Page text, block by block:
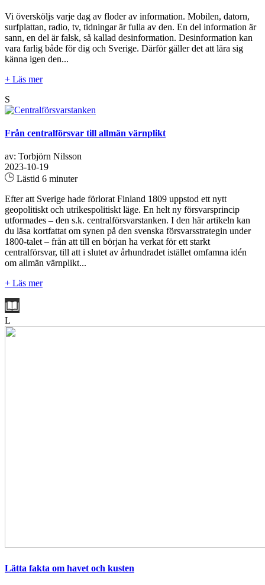
Vi översköljs varje dag av floder av information. Mobilen, datorn,
surfplattan, radio, tv, tidningar är fulla av den. En del information är
sann, en del är falsk, så kallad desinformation. Desinformation kan
vara farlig både för dig och Sverige. Därför gäller det att lära sig
känna igen den...
+ Läs mer
S
Från centralförsvar till allmän värnplikt
av: Torbjörn Nilsson
2023-10-19
Lästid 6 minuter
Efter att Sverige hade förlorat Finland 1809 uppstod ett nytt
geopolitiskt och utrikespolitiskt läge. En helt ny försvarsprincip
utformades – den s.k. centralförsvarstanken. I den här artikeln kan
du läsa kortfattat om synen på den svenska försvarsstrategin under
1800-talet – från att till en början ha verkat för ett starkt
centralförsvar, till att i slutet av århundradet istället omfamna idén
om allmän värnplikt...
+ Läs mer
L
Lätta fakta om havet och kusten